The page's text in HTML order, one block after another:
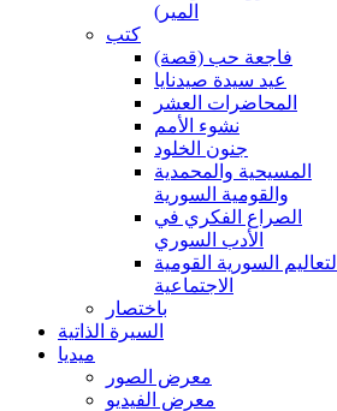
المير)
كتب
فاجعة حب (قصة)
عيد سيدة صيدنايا
المحاضرات العشر
نشوء الأمم
جنون الخلود
المسيحية والمحمدية
والقومية السورية
الصراع الفكري في
الأدب السوري
التعاليم السورية القومية
الاجتماعية
باختصار
السيرة الذاتية
ميديا
معرض الصور
معرض الفيديو